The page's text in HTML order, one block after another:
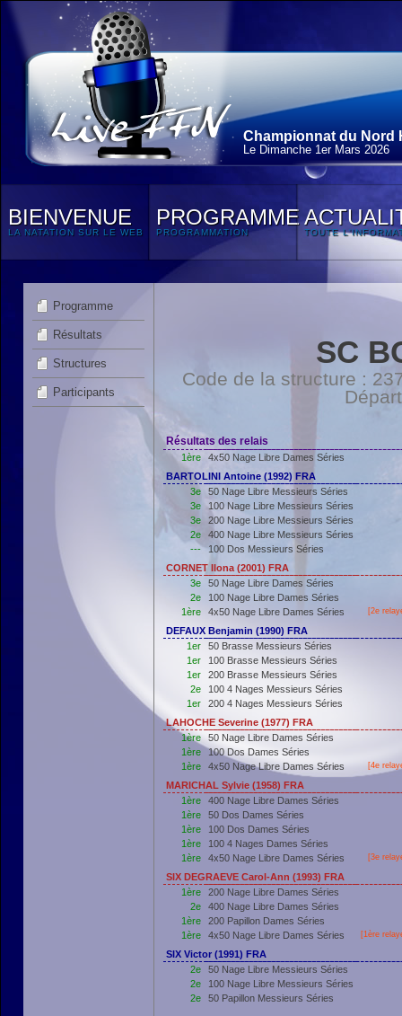
Championnat du Nord
Le Dimanche 1erMars 2026
BIENVENUE
LA NATATION SUR LE WEB
PROGRAMME
PROGRAMMATION TOUTE
Programme
Résultats
Structures
Participants
SC
Code de la structure :
Résultats des relais
1ère
4x50 Nage Libre Dames Séries
BARTOLINI Antoine (1992) FRA
3e
50 Nage Libre Messieurs Séries
3e
100 Nage Libre Messieurs Séries
3e
200 Nage Libre Messieurs Séries
2e
400 Nage Libre Messieurs Séries
---
100 Dos Messieurs Séries
CORNET Ilona (2001) FRA
3e
50 Nage Libre Dames Séries
2e
100 Nage Libre Dames Séries
1ère
4x50 Nage Libre Dames Séries [2e
DEFAUX Benjamin (1990) FRA
1er
50 Brasse Messieurs Séries
1er
100 Brasse Messieurs Séries
1er
200 Brasse Messieurs Séries
2e
100 4 Nages Messieurs Séries
1er
200 4 Nages Messieurs Séries
LAHOCHE Severine (1977) FRA
1ère
50 Nage Libre Dames Séries
1ère
100 Dos Dames Séries
1ère
4x50 Nage Libre Dames Séries [4e
MARICHAL Sylvie (1958) FRA
1ère
400 Nage Libre Dames Séries
1ère
50 Dos Dames Séries
1ère
100 Dos Dames Séries
1ère
100 4 Nages Dames Séries
1ère
4x50 Nage Libre Dames Séries [3e
SIX DEGRAEVE Carol-Ann (1993) FRA
1ère
200 Nage Libre Dames Séries
2e
400 Nage Libre Dames Séries
1ère
200 Papillon Dames Séries
1ère
4x50 Nage Libre Dames Séries [1ère
SIX Victor (1991) FRA
2e
50 Nage Libre Messieurs Séries
2e
100 Nage Libre Messieurs Séries
2e
50 Papillon Messieurs Séries